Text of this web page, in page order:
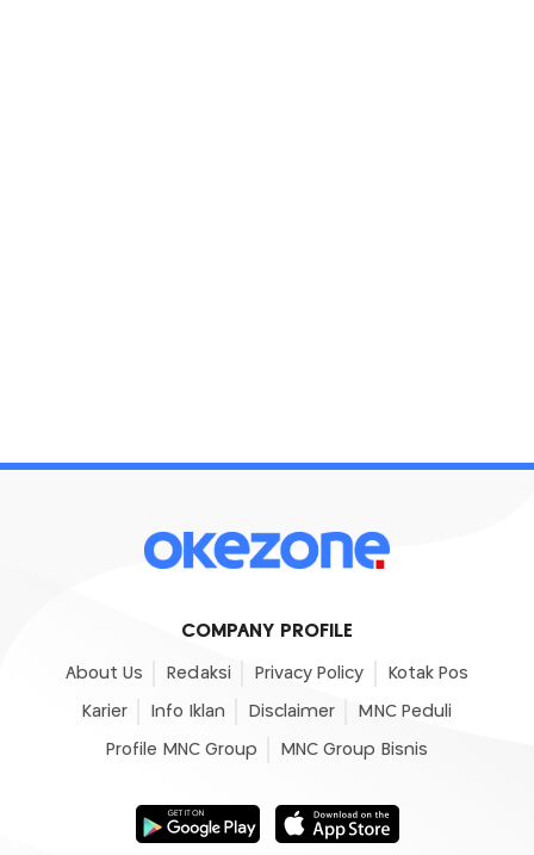
COMPANY PROFILE
About Us Redaksi Privacy Policy Kotak Pos
Karier Info Iklan Disclaimer MNC Peduli
Profile MNC Group MNC Group Bisnis